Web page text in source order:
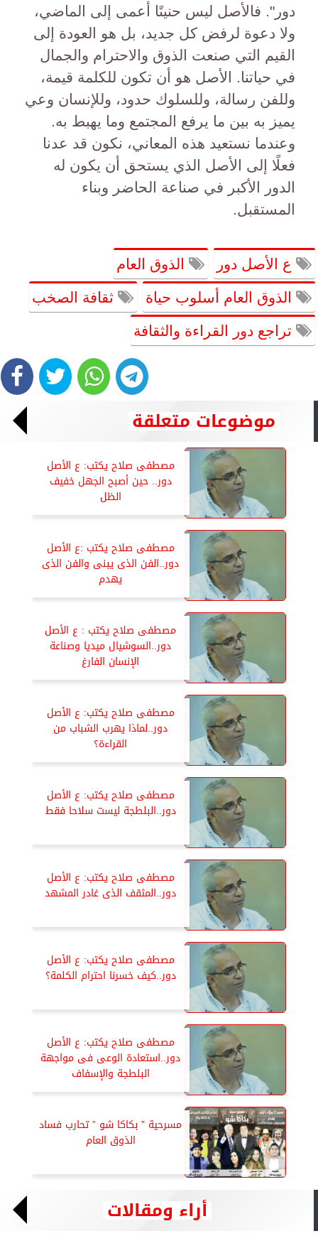
دور". فالأصل ليس حنينًا أعمى إلى الماضي،
ولا دعوة لرفض كل جديد، بل هو العودة إلى
القيم التي صنعت الذوق والاحترام والجمال
في حياتنا. الأصل هو أن تكون للكلمة قيمة،
وللفن رسالة، وللسلوك حدود، وللإنسان وعي
يميز به بين ما يرفع المجتمع وما يهبط به.
وعندما نستعيد هذه المعاني، نكون قد عدنا
فعلًا إلى الأصل الذي يستحق أن يكون له
الدور الأكبر في صناعة الحاضر وبناء
المستقبل.
ع الأصل دور الذوق العام
الذوق العام أسلوب حياة ثقافة الصخب
تراجع دور القراءة والثقافة
موضوعات متعلقة
مصطفى صلاح يكتب: ع الأصل
دور.. حين أصبح الجهل خفيف
الظل
مصطفى صلاح يكتب :ع الأصل
دور..الفن الذى يبنى والفن الذى
يهدم
مصطفى صلاح يكتب : ع الأصل
دور..السوشيال ميديا وصناعة
الإنسان الفارغ
مصطفى صلاح يكتب: ع الأصل
دور..لماذا يهرب الشباب من
القراءة؟
مصطفى صلاح يكتب: ع الأصل
دور..البلطجة ليست سلاحا فقط
مصطفى صلاح يكتب: ع الأصل
دور..المثقف الذى غادر المشهد
مصطفى صلاح يكتب: ع الأصل
دور..كيف خسرنا احترام الكلمة؟
مصطفى صلاح يكتب: ع الأصل
دور..استعادة الوعى فى مواجهة
البلطجة والإسفاف
مسرحية ” بكاكا شو ” تحارب فساد
الذوق العام
أراء ومقالات